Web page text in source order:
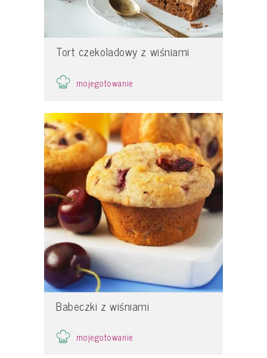
Tort czekoladowy z wiśniami
mojegotowanie
Babeczki z wiśniami
mojegotowanie